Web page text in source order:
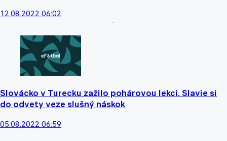
12.08.2022 06:02
Slovácko v Turecku zažilo pohárovou lekci. Slavie si
do odvety veze slušný náskok
05.08.2022 06:59